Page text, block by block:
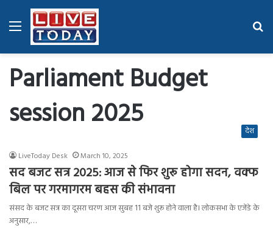
Menu
Parliament Budget
session 2025
देश
LiveToday Desk March 10, 2025
सद बजट सत्र 2025: आज से फिर शुरू होगा सदन, वक्फ
बिल पर गरमागरम बहस की संभावना
संसद के बजट सत्र का दूसरा चरण आज सुबह 11 बजे शुरू होने वाला है। लोकसभा के एजेंडे के
अनुसार,…